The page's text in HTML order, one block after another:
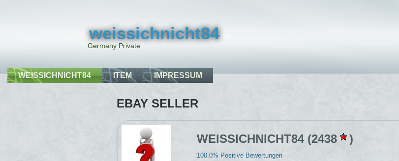
weissichnicht84
Germany Private
WEISSICHNICHT84 ITEM IMPRESSUM
EBAY SELLER
WEISSICHNICHT84 (2438 )
100.0% Positive Bewertungen